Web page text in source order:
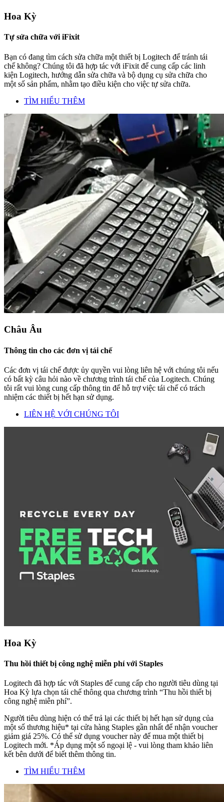
Hoa Kỳ
Tự sửa chữa với iFixit
Bạn có đang tìm cách sửa chữa một thiết bị Logitech để tránh tái
chế không? Chúng tôi đã hợp tác với iFixit để cung cấp các linh
kiện Logitech, hướng dẫn sửa chữa và bộ dụng cụ sửa chữa cho
một số sản phẩm, nhằm tạo điều kiện cho việc tự sửa chữa.
TÌM HIỂU THÊM
Châu Âu
Thông tin cho các đơn vị tái chế
Các đơn vị tái chế được ủy quyền vui lòng liên hệ với chúng tôi nếu
có bất kỳ câu hỏi nào về chương trình tái chế của Logitech. Chúng
tôi rất vui lòng cung cấp thông tin để hỗ trợ việc tái chế có trách
nhiệm các thiết bị hết hạn sử dụng.
LIÊN HỆ VỚI CHÚNG TÔI
Hoa Kỳ
Thu hồi thiết bị công nghệ miễn phí với Staples
Logitech đã hợp tác với Staples để cung cấp cho người tiêu dùng tại
Hoa Kỳ lựa chọn tái chế thông qua chương trình “Thu hồi thiết bị
công nghệ miễn phí”.
Người tiêu dùng hiện có thể trả lại các thiết bị hết hạn sử dụng của
một số thương hiệu* tại cửa hàng Staples gần nhất để nhận voucher
giảm giá 25%. Có thể sử dụng voucher này để mua một thiết bị
Logitech mới. *Áp dụng một số ngoại lệ - vui lòng tham khảo liên
kết bên dưới để biết thêm thông tin.
TÌM HIỂU THÊM